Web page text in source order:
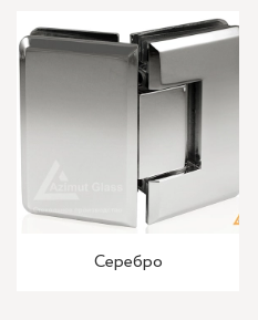
Серебро